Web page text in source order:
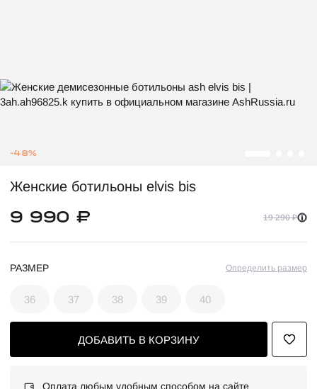
-48%
Женские ботильоны elvis bis
9 990 ₽ 19 290 ₽
РАЗМЕР Определить размер
36 37 38 39 40
ДОБАВИТЬ В КОРЗИНУ
Оплата любым удобным способом на сайте